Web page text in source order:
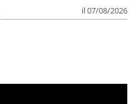
il 07/08/2026